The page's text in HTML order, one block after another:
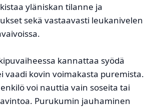
yläniskan tilanne ja
sekä vastaavasti leukanivelen
kannattaa syödä
vaadi kovin voimakasta puremista.
voi nauttia vain soseita tai
Purukumin jauhaminen